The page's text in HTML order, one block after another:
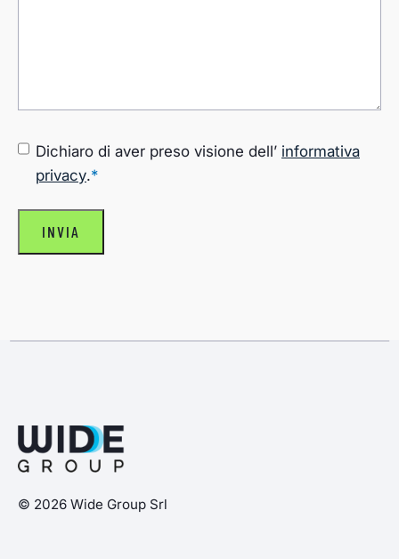
CONSENSO*
Dichiaro di aver preso visione dell’ informativa
privacy.*
© 2026 Wide Group Srl